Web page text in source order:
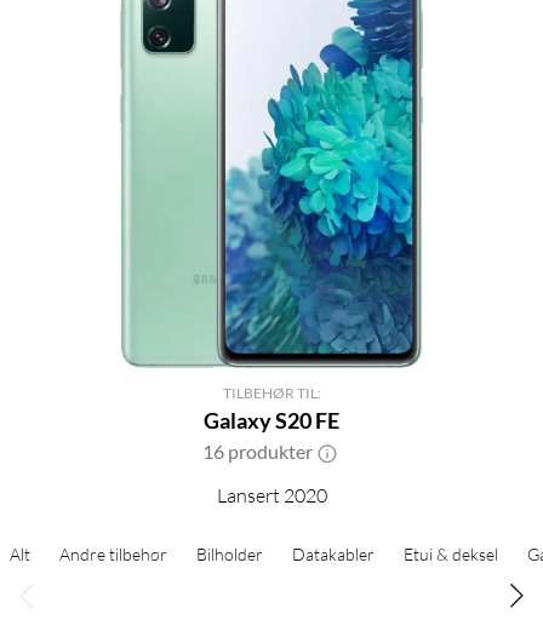
TILBEHØR TIL:
Galaxy S20 FE
16 produkter
Lansert 2020
Alt Andre tilbehør Bilholder Datakabler Etui & deksel